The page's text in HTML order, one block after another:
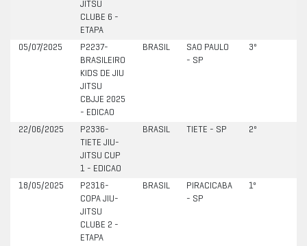
JITSU
CLUBE 6 -
ETAPA
05/07/2025
P2237-
BRASILEIRO
KIDS DE JIU
JITSU
CBJJE 2025
- EDICAO
BRASIL
SAO PAULO
- SP
3º
22/06/2025
P2336-
TIETE JIU-
JITSU CUP
1 - EDICAO
BRASIL TIETE - SP 2º
18/05/2025
P2316-
COPA JIU-
JITSU
CLUBE 2 -
ETAPA
BRASIL
PIRACICABA
- SP
1º